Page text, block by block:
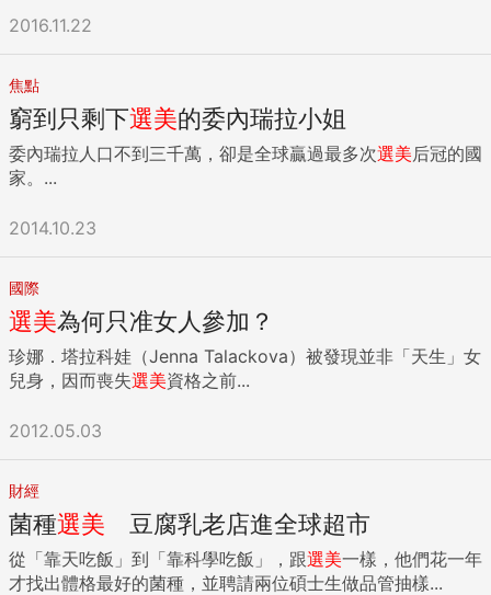
學習？哪一個是比較好的選擇呢？」 或是類似的問題： 「如
來的發展機會。有些人甚至會直接建議中國的學校，像是去上
海或北京，方便有未來的連結關係。我該如何選擇？」 「當未
來要準備履歷或是找工作的時候，社團或學生組織的領導經驗
是否非常重要？如果很重要的話，那我應該找什麼樣的學生領
導角色或是社團？該加入什麼社團讓未來想去的公司，對我更
對、非黑即白的方式來看問題或是做選擇，把重要的人生決定
切成只有往左或往右的選項。 如果我們冷靜一下，停下來用邏
輯一點的方式來思考，其實我們不可能針對上面的問題，提供
非常好、有幫助且有價值的答案。因為他們都太過度簡化了這
些問題和議題，強迫我們在兩或三個選項中做出選擇，而沒有
真正去思考什麼才是試著要去解決的核心問題。 許多方面來
說，我們沒辦法找到更好的答案來真正解決擔心的問題，因為
答的問題是： 什麼是我們最終的目標？我們希望透過現在的選
擇，最終完成什麼？什麼是在未來5年、10年或15年中，我們
夢想中的學校、工作或是願景？而這些現在的選擇如何能夠幫
助我們達成目標？ 一旦我們能夠回答這件事，那自然而然可以
回頭思考並問自己，現有的選擇中，哪一個能夠讓自己學習最
多，對職涯發展最有幫助，讓自己能夠往正確的方向前進？ 比
如說，如果我的夢想工作是有一天能夠去Google的App開發部
2016.11.22
焦點
窮到只剩下選美的委內瑞拉小姐
委內瑞拉人口不到三千萬，卻是全球贏過最多次選美后冠的國
家。...
2014.10.23
國際
選美為何只准女人參加？
珍娜．塔拉科娃（Jenna Talackova）被發現並非「天生」女
兒身，因而喪失選美資格之前...
2012.05.03
財經
菌種選美 豆腐乳老店進全球超市
從「靠天吃飯」到「靠科學吃飯」，跟選美一樣，他們花一年
才找出體格最好的菌種，並聘請兩位碩士生做品管抽樣...